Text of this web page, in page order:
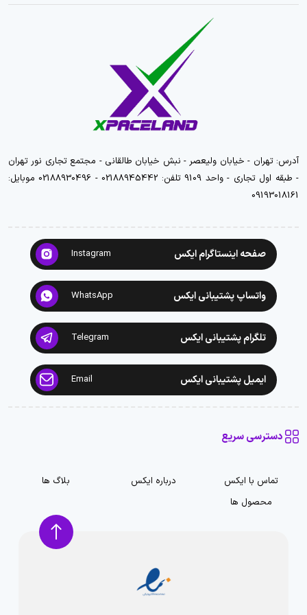
آدرس: تهران - خیابان ولیعصر - نبش خیابان طالقانی - مجتمع تجاری نور تهران
- طبقه اول تجاری - واحد 9109 تلفن: 02188945442 - 02188930496 موبایل:
09193018161
صفحه اینستاگرام ایکس Instagram
واتساپ پشتیبانی ایکس WhatsApp
تلگرام پشتیبانی ایکس Telegram
ایمیل پشتیبانی ایکس Email
دسترسی سریع
تماس با ایکس درباره ایکس
بلاگ ها
محصول ها